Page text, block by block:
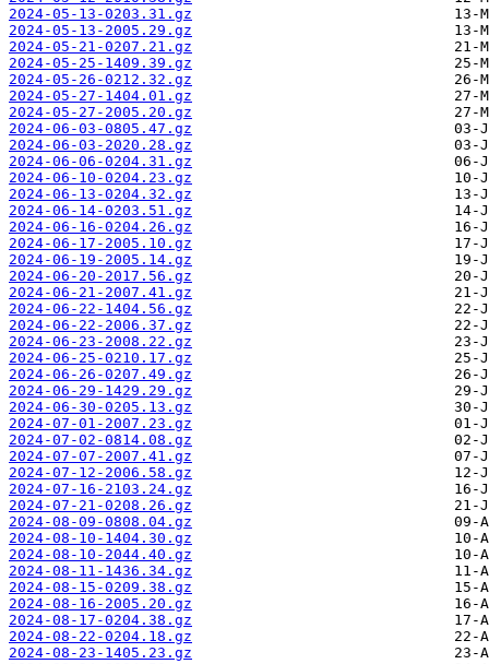
2024-05-13-0203.31.gz
2024-05-13-2005.29.gz
2024-05-21-0207.21.gz
2024-05-25-1409.39.gz
2024-05-26-0212.32.gz
2024-05-27-1404.01.gz
2024-05-27-2005.20.gz
2024-06-03-0805.47.gz
2024-06-03-2020.28.gz
2024-06-06-0204.31.gz
2024-06-10-0204.23.gz
2024-06-13-0204.32.gz
2024-06-14-0203.51.gz
2024-06-16-0204.26.gz
2024-06-17-2005.10.gz
2024-06-19-2005.14.gz
2024-06-20-2017.56.gz
2024-06-21-2007.41.gz
2024-06-22-1404.56.gz
2024-06-22-2006.37.gz
2024-06-23-2008.22.gz
2024-06-25-0210.17.gz
2024-06-26-0207.49.gz
2024-06-29-1429.29.gz
2024-06-30-0205.13.gz
2024-07-01-2007.23.gz
2024-07-02-0814.08.gz
2024-07-07-2007.41.gz
2024-07-12-2006.58.gz
2024-07-16-2103.24.gz
2024-07-21-0208.26.gz
2024-08-09-0808.04.gz
2024-08-10-1404.30.gz
2024-08-10-2044.40.gz
2024-08-11-1436.34.gz
2024-08-15-0209.38.gz
2024-08-16-2005.20.gz
2024-08-17-0204.38.gz
2024-08-22-0204.18.gz
2024-08-23-1405.23.gz